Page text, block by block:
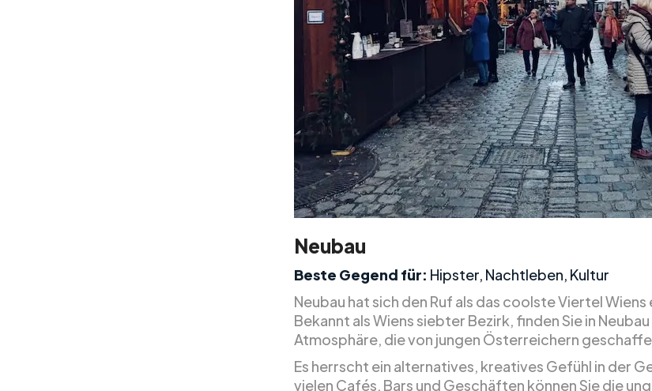
Neubau
Beste Gegend für: Hipster, Nachtleben, Kultur
Neubau hat sich den Ruf als das coolste Viertel
Bekannt als Wiens siebter Bezirk, finden Sie in
Atmosphäre, die von jungen Österreichern
Es herrscht ein alternatives, kreatives Gefühl in der
vielen Cafés, Bars und Geschäften können Sie die